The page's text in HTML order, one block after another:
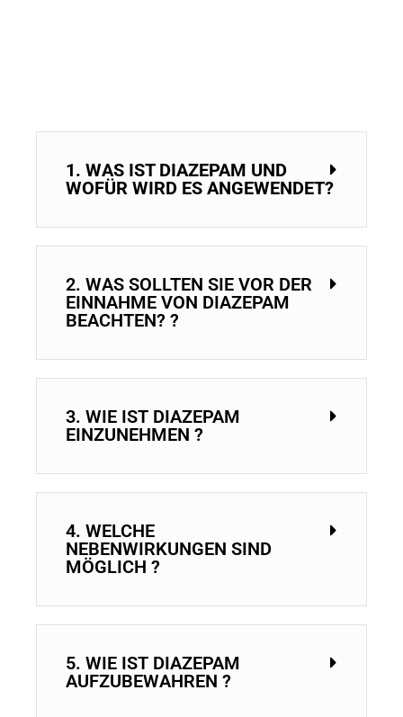
1. WAS IST DIAZEPAM UND
WOFÜR WIRD ES ANGEWENDET?
2. WAS SOLLTEN SIE VOR DER
EINNAHME VON DIAZEPAM
BEACHTEN? ?
3. WIE IST DIAZEPAM
EINZUNEHMEN ?
4. WELCHE
NEBENWIRKUNGEN SIND
MÖGLICH ?
5. WIE IST DIAZEPAM
AUFZUBEWAHREN ?